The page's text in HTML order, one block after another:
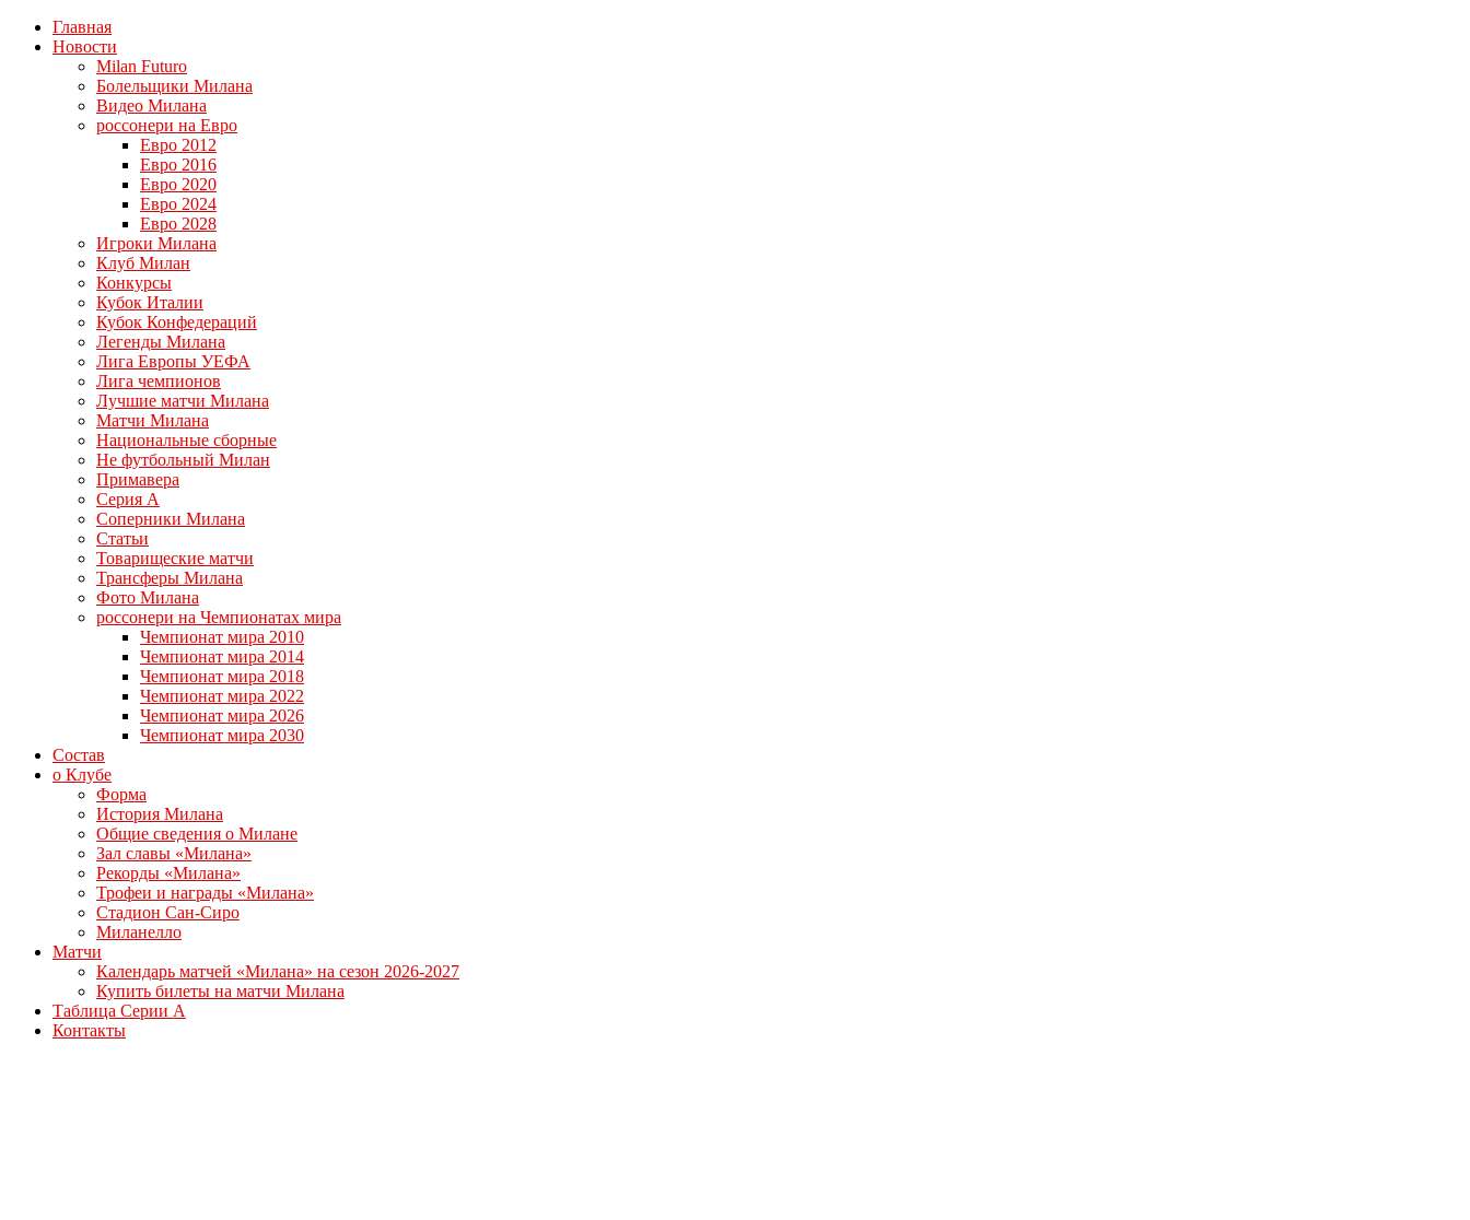
Главная
Новости
Milan Futuro
Болельщики Милана
Видео Милана
россонери на Евро
Евро 2012
Евро 2016
Евро 2020
Евро 2024
Евро 2028
Игроки Милана
Клуб Милан
Конкурсы
Кубок Италии
Кубок Конфедераций
Легенды Милана
Лига Европы УЕФА
Лига чемпионов
Лучшие матчи Милана
Матчи Милана
Национальные сборные
Не футбольный Милан
Примавера
Серия А
Соперники Милана
Статьи
Товарищеские матчи
Трансферы Милана
Фото Милана
россонери на Чемпионатах мира
Чемпионат мира 2010
Чемпионат мира 2014
Чемпионат мира 2018
Чемпионат мира 2022
Чемпионат мира 2026
Чемпионат мира 2030
Состав
о Клубе
Форма
История Милана
Общие сведения о Милане
Зал славы «Милана»
Рекорды «Милана»
Трофеи и награды «Милана»
Стадион Сан-Сиро
Миланелло
Матчи
Календарь матчей «Милана» на сезон 2026-2027
Купить билеты на матчи Милана
Таблица Серии А
Контакты